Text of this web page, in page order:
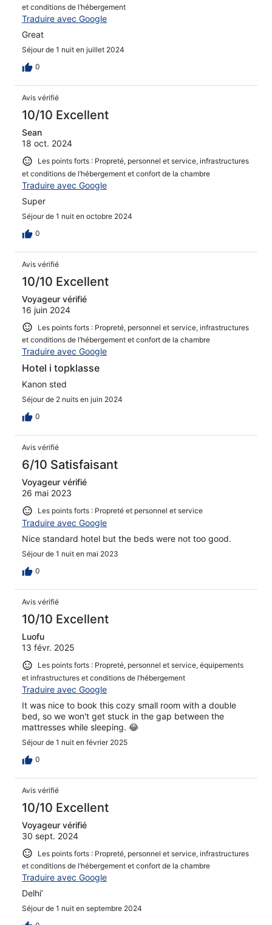
et conditions de l’hébergement
Traduire avec Google
Great
Séjour de 1 nuit en juillet 2024
0
Avis vérifié
10/10 Excellent
Sean
18 oct. 2024
Les points forts : Propreté, personnel et service, infrastructures
et conditions de l’hébergement et confort de la chambre
Traduire avec Google
Super
Séjour de 1 nuit en octobre 2024
0
Avis vérifié
10/10 Excellent
Voyageur vérifié
16 juin 2024
Les points forts : Propreté, personnel et service, infrastructures
et conditions de l’hébergement et confort de la chambre
Traduire avec Google
Hotel i topklasse
Kanon sted
Séjour de 2 nuits en juin 2024
0
Avis vérifié
6/10 Satisfaisant
Voyageur vérifié
26 mai 2023
Les points forts : Propreté et personnel et service
Traduire avec Google
Nice standard hotel but the beds were not too good.
Séjour de 1 nuit en mai 2023
0
Avis vérifié
10/10 Excellent
Luofu
13 févr. 2025
Les points forts : Propreté, personnel et service, équipements
et infrastructures et conditions de l’hébergement
Traduire avec Google
It was nice to book this cozy small room with a double
bed, so we won't get stuck in the gap between the
mattresses while sleeping. 😂
Séjour de 1 nuit en février 2025
0
Avis vérifié
10/10 Excellent
Voyageur vérifié
30 sept. 2024
Les points forts : Propreté, personnel et service, infrastructures
et conditions de l’hébergement et confort de la chambre
Traduire avec Google
Delhi’
Séjour de 1 nuit en septembre 2024